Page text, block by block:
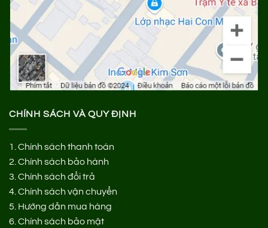
CHÍNH SÁCH VÀ QUY ĐỊNH
1. Chính sách thanh toán
2. Chính sách bảo hành
3. Chính sách đổi trả
4. Chính sách vận chuyển
5. Hướng dẫn mua hàng
6. Chính sách bảo mật